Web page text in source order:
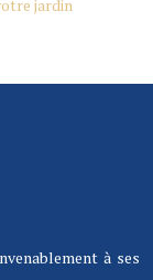
jardin
à ses